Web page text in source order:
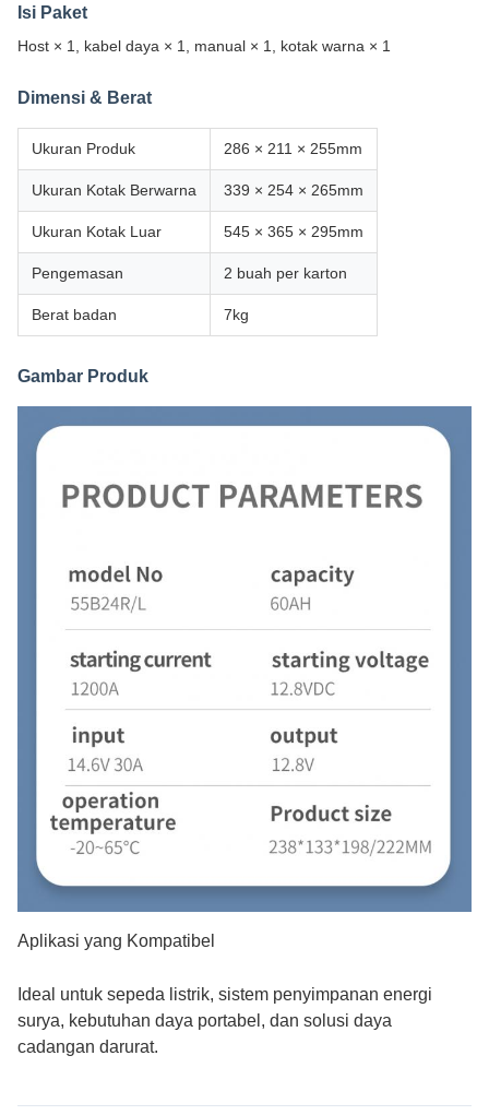
Isi Paket
Host × 1, kabel daya × 1, manual × 1, kotak warna × 1
Dimensi & Berat
Ukuran Produk 286 × 211 × 255mm
Ukuran Kotak Berwarna 339 × 254 × 265mm
Ukuran Kotak Luar 545 × 365 × 295mm
Pengemasan 2 buah per karton
Berat badan 7kg
Gambar Produk
Aplikasi yang Kompatibel
Ideal untuk sepeda listrik, sistem penyimpanan energi
surya, kebutuhan daya portabel, dan solusi daya
cadangan darurat.